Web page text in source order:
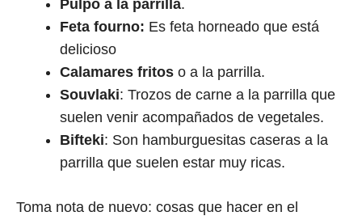
Pulpo a la parrilla.
Feta fourno: Es feta horneado que está
delicioso
Calamares fritos o a la parrilla.
Souvlaki: Trozos de carne a la parrilla que
suelen venir acompañados de vegetales.
Bifteki: Son hamburguesitas caseras a la
parrilla que suelen estar muy ricas.
Toma nota de nuevo: cosas que hacer en el